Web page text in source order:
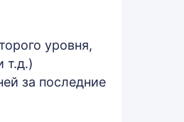
уровня,
т.д.)
за последние